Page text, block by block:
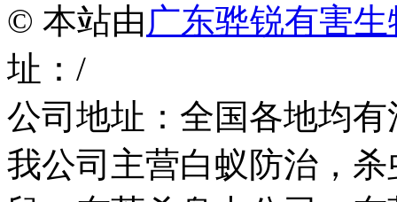
© 本站由 广东骅锐有害
址：/
公司地址：全国各地均
我公司主营白蚁防治，